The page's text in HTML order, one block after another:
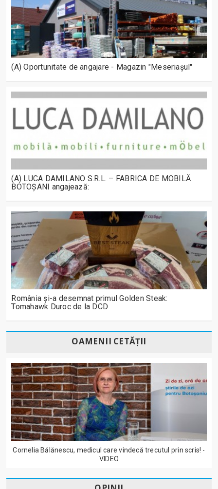
(A) Oportunitate de angajare - Magazin "Meseriașul"
(A) LUCA DAMILANO S.R.L. – FABRICA DE MOBILĂ
BOTOȘANI angajează:
România și-a desemnat primul Golden Steak:
Tomahawk Duroc de la DCD
OAMENII CETĂȚII
Cornelia Bălănescu, medicul care vindecă trecutul prin scris! -
VIDEO